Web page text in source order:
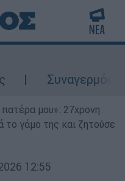
Συναγερμός
μου»: 27χρονη
γάμο της και ζητούσε
12:55